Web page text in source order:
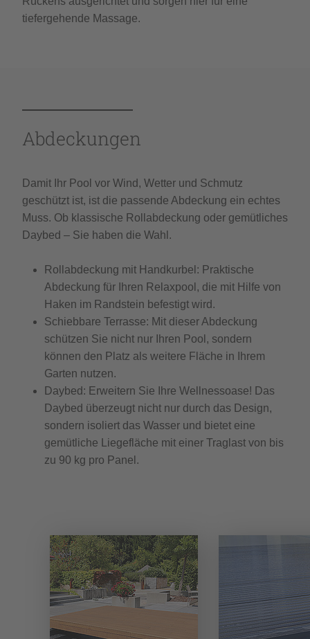
tiefergehende Massage.
Abdeckungen
Damit Ihr Pool vor Wind, Wetter und Schmutz
geschützt ist, ist die passende Abdeckung ein echtes
Muss. Ob klassische Rollabdeckung oder gemütliches
Daybed – Sie haben die Wahl.
Rollabdeckung mit Handkurbel: Praktische
Abdeckung für Ihren Relaxpool, die mit Hilfe von
Haken im Randstein befestigt wird.
Schiebbare Terrasse: Mit dieser Abdeckung
schützen Sie nicht nur Ihren Pool, sondern
können den Platz als weitere Fläche in Ihrem
Garten nutzen.
Daybed: Erweitern Sie Ihre Wellnessoase! Das
Daybed überzeugt nicht nur durch das Design,
sondern isoliert das Wasser und bietet eine
gemütliche Liegefläche mit einer Traglast von bis
zu 90 kg pro Panel.